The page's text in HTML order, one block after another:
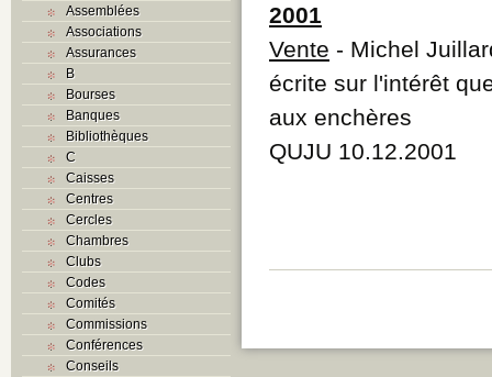
Assemblées
Associations
Assurances
B
Bourses
Banques
Bibliothèques
C
Caisses
Centres
Cercles
Chambres
Clubs
Codes
Comités
Commissions
Conférences
Conseils
2001
Vente - Michel
écrite sur l'intérêt
aux enchères
QUJU 10.12.2001